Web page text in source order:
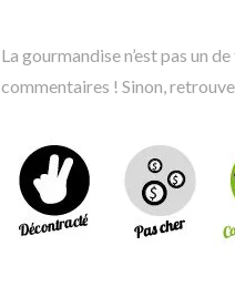
La gourmandise n’est pas un
commentaires ! Sinon,